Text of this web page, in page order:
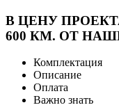
В ЦЕНУ
600 КМ. ОТ
Комплектация
Описание
Оплата
Важно знать